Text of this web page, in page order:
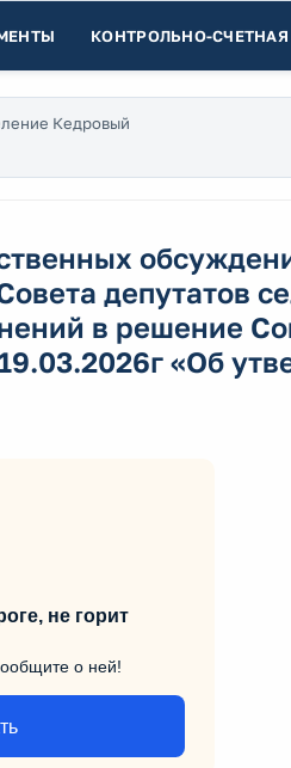
КОНТРОЛЬНО-СЧЕТНАЯ
Кедровый
депутатов
в решение
«Об
не горит
о ней!